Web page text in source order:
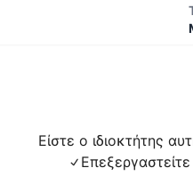
Είστε ο ιδιοκτήτης